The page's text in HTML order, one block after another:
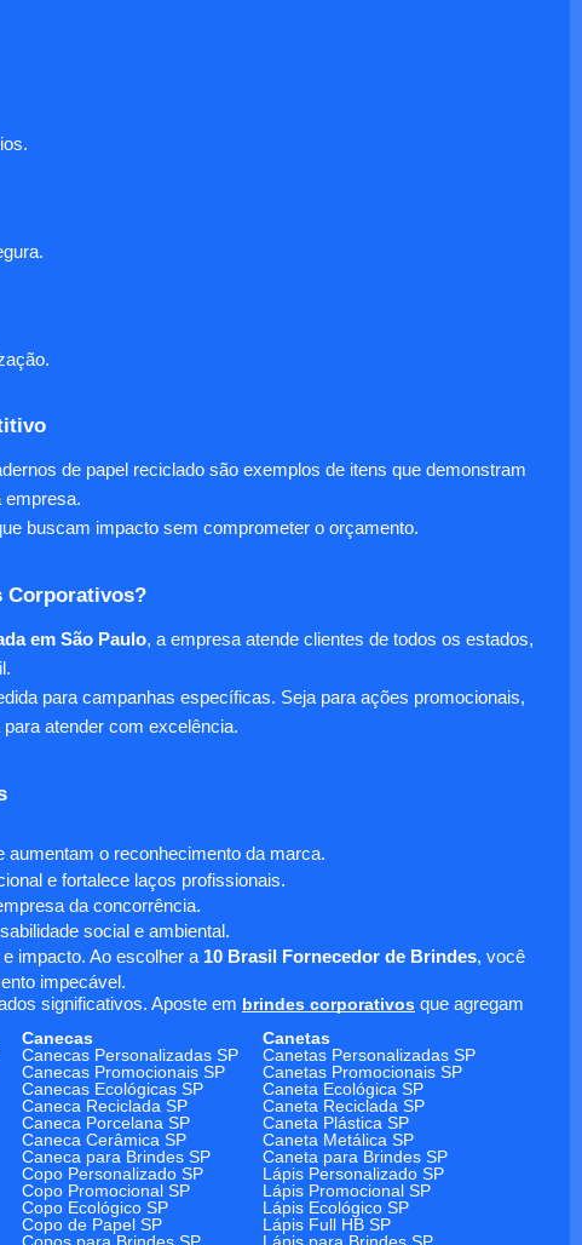
de papel reciclado são exemplos de itens que demonstram
empresa.
buscam impacto sem comprometer o orçamento.
Corporativos?
em São Paulo, a empresa atende clientes de todos os estados,
para campanhas específicas. Seja para ações promocionais,
atender com excelência.
aumentam o reconhecimento da marca.
e fortalece laços profissionais.
da concorrência.
social e ambiental.
impacto. Ao escolher a 10 Brasil Fornecedor de Brindes, você
impecável.
significativos. Aposte em brindes corporativos que agregam
Canecas
Canetas
Canecas Personalizadas SP
Canetas Personalizadas SP
Canecas Promocionais SP
Canetas Promocionais SP
Canecas Ecológicas SP
Caneta Ecológica SP
Caneca Reciclada SP
Caneta Reciclada SP
Caneca Porcelana SP
Caneta Plástica SP
Caneca Cerâmica SP
Caneta Metálica SP
Caneca para Brindes SP
Caneta para Brindes SP
Copo Personalizado SP
Lápis Personalizado SP
Copo Promocional SP
Lápis Promocional SP
Copo Ecológico SP
Lápis Ecológico SP
Copo de Papel SP
Lápis Full HB SP